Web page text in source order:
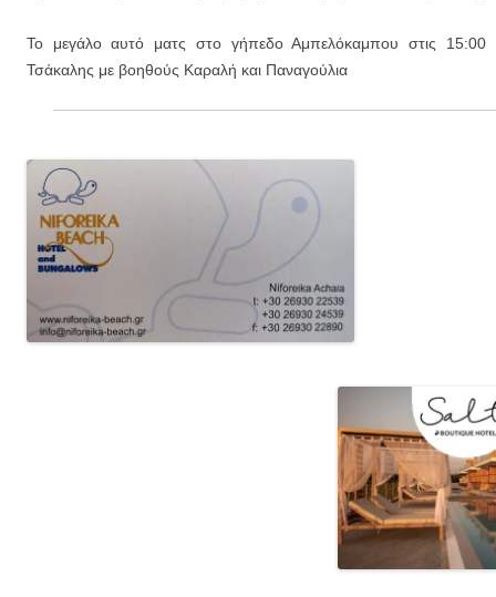
Το μεγάλο αυτό ματς στο γήπεδο Αμπελόκαμπου στις 15:00
Τσάκαλης με βοηθούς Καραλή και Παναγούλια